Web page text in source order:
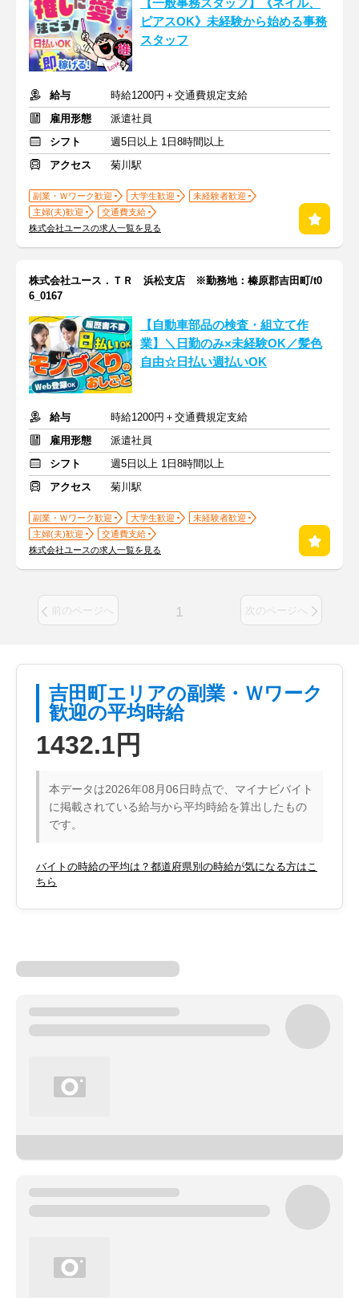
【一般事務スタッフ】《ネイル、
ピアスOK》未経験から始める事務
スタッフ
給与
時給1200円＋交通費規定支給
雇用形態
派遣社員
シフト
週5日以上 1日8時間以上
アクセス
菊川駅
副業・Ｗワーク歓迎 大学生歓迎
未経験者歓迎
主婦(夫)歓迎
交通費支給
株式会社ユースの求人一覧を見る
株式会社ユース．ＴＲ 浜松支店 ※勤務地：榛原郡吉田町/t0
6_0167
【自動車部品の検査・組立て作
業】＼日勤のみ×未経験OK／髪色
自由☆日払い週払いOK
給与
時給1200円＋交通費規定支給
雇用形態
派遣社員
シフト
週5日以上 1日8時間以上
アクセス
菊川駅
副業・Ｗワーク歓迎 大学生歓迎
未経験者歓迎
主婦(夫)歓迎
交通費支給
株式会社ユースの求人一覧を見る
前のページへ 1 次のページへ
吉田町エリアの副業・Ｗワーク
歓迎の平均時給
1432.1円
本データは2026年08月06日時点で、マイナビバイト
に掲載されている給与から平均時給を算出したもの
です。
バイトの時給の平均は？都道府県別の時給が気になる方はこ
ちら